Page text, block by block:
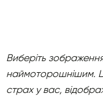
Виберіть
наймоторошнішим.
страх у вас,